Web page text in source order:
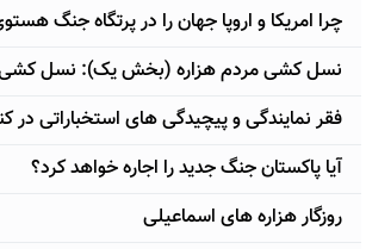
چرا امریکا و اروپا جهان را در پرتگاه جنگ
نسل کشی مردم هزاره (بخش یک): نسل
فقر نمایندگی و پیچیدگی های استخباراتی در
آیا پاکستان جنگ جدید را اجاره خواهد کرد؟
روزگار هزاره های اسماعیلی